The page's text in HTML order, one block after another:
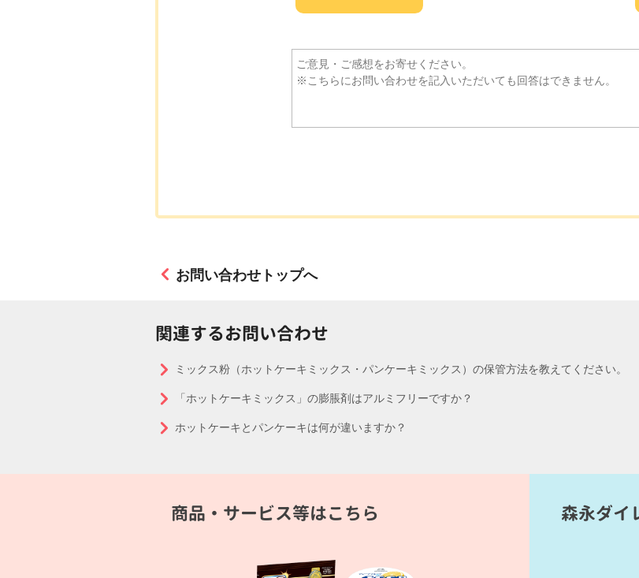
お問い合わせトップへ
関連するお問い合わせ
ミックス粉（ホットケーキミックス・パンケーキミックス）の保管方法を教えてください。
「ホットケーキミックス」の膨脹剤はアルミフリーですか？
ホットケーキとパンケーキは何が違いますか？
商品・サービス等はこちら 森永ダイ